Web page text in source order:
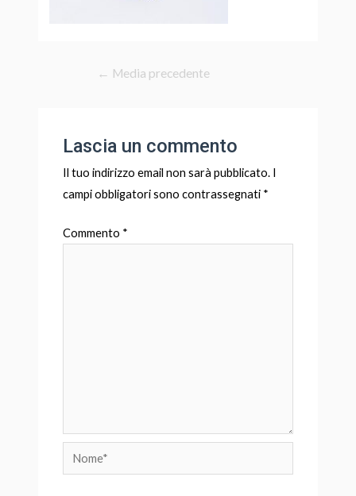
← Media precedente
Lascia un commento
Il tuo indirizzo email non sarà pubblicato. I
campi obbligatori sono contrassegnati *
Commento *
Nome*